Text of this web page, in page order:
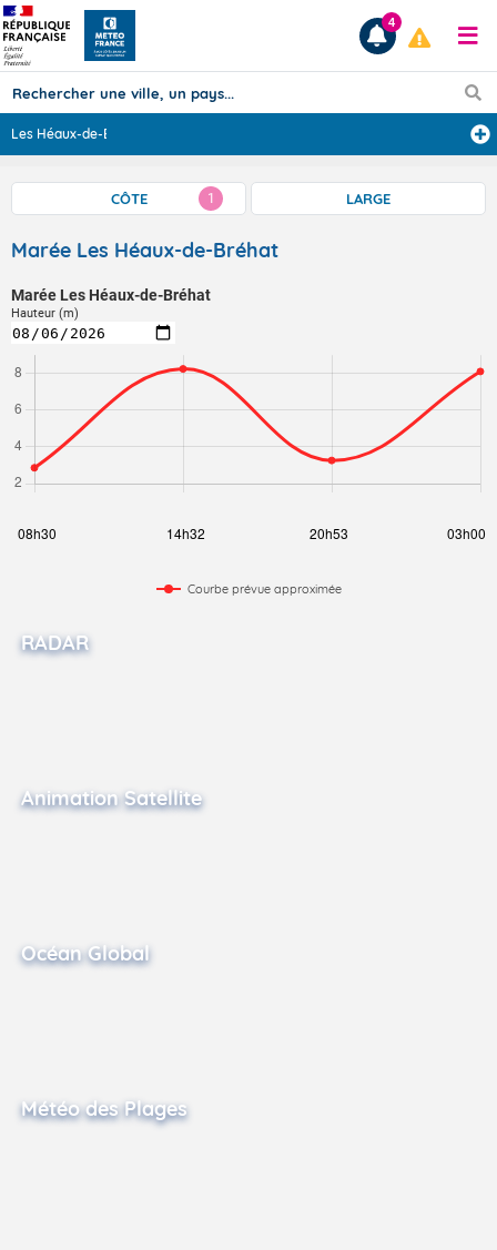
Prévisions
4
Les Héaux-de-Br
CÔTE 1 LARGE
Marée Les Héaux-de-Bréhat
Marée Les Héaux-de-Bréhat
Hauteur (m)
Courbe prévue approximée
RADAR
Animation Satellite
Océan Global
Météo des Plages